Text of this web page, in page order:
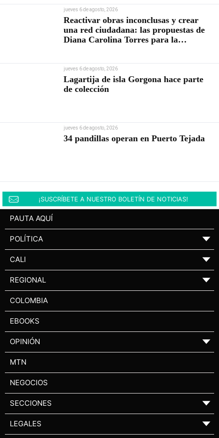
jueves 6 de agosto, 2026
Reactivar obras inconclusas y crear
una red ciudadana: las propuestas de
Diana Carolina Torres para la
jueves 6 de agosto, 2026
Lagartija de isla Gorgona hace parte
de colección
jueves 6 de agosto, 2026
34 pandillas operan en Puerto Tejada
¡SUSCRÍBETE A NUESTRO BOLETÍN DE NOTICIAS!
PAUTA AQUÍ
POLÍTICA ▼
CALI ▼
REGIONAL ▼
COLOMBIA
EBOOKS
OPINIÓN ▼
MTN
NEGOCIOS
SECCIONES ▼
LEGALES ▼